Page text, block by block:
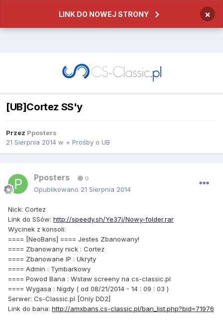
LINK DO NOWEJ STRONY ×
[UB]Cortez SS'y
Przez Pposters
21 Sierpnia 2014 w + Prośby o UB
Pposters 0
Opublikowano 21 Sierpnia 2014
Nick: Cortez
Link do SSów: http://speedy.sh/Ye37j/Nowy-folder.rar
Wycinek z konsoli:
==== [NeoBans] ==== Jestes Zbanowany!
==== Zbanowany nick : Cortez
==== Zbanowane IP : Ukryty
==== Admin : Tymbarkowy
==== Powod Bana : Wstaw screeny na cs-classic.pl
==== Wygasa : Nigdy ( od 08/21/2014 - 14 : 09 : 03 )
Serwer: Cs-Classic.pl [Only DD2]
Link do bana: http://amxbans.cs-classic.pl/ban_list.php?bid=71976